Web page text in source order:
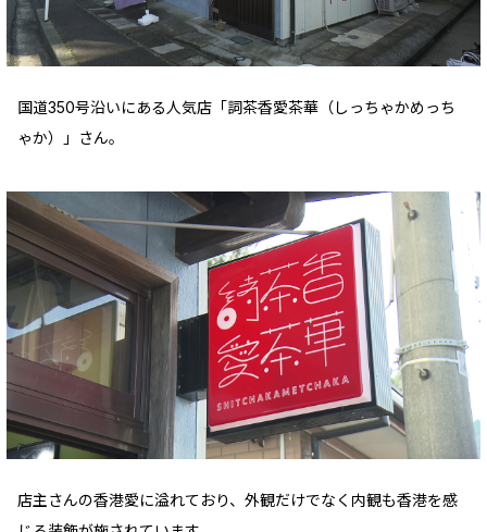
国道350号沿いにある人気店「詞茶香愛茶華（しっちゃかめっち
ゃか）」さん。
店主さんの香港愛に溢れており、外観だけでなく内観も香港を感